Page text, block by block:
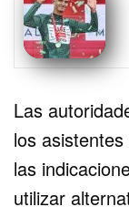
Las
los
las
utilizar